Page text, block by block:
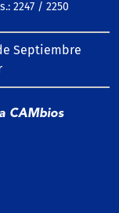
2247 / 2250
Septiembre
CAMbios